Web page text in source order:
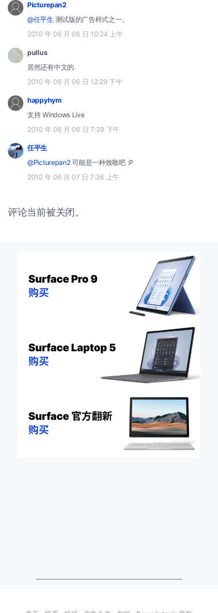
Picturepan2
@任平生 测试版的广告样式之一。
2010 年 06 月 06 日 10:24 上午
pullus
居然还有中文的.
2010 年 06 月 06 日 12:29 下午
happyhym
支持 Windows Live
2010 年 06 月 06 日 7:39 下午
任平生
@Picturepan2可能是一种致敬吧 :P
2010 年 06 月 07 日 7:36 上午
评论当前被关闭。